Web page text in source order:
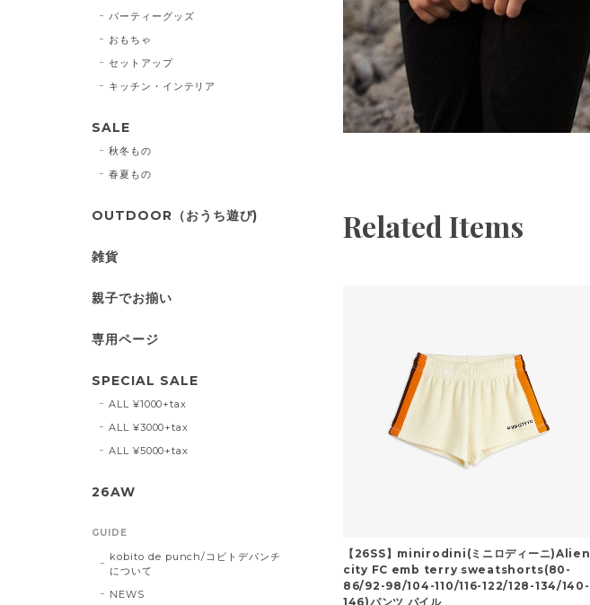
Related Items
【26SS】minirodini(ミニロディーニ)Alien
city FC emb terry sweatshorts(80-
86/92-98/104-110/116-122/128-134/140-
146)パンツ パイル
パーティーグッズ
おもちゃ
セットアップ
キッチン・インテリア
SALE
秋冬もの
春夏もの
OUTDOOR（おうち遊び)
雑貨
親子でお揃い
専用ページ
SPECIAL SALE
ALL ¥1000+tax
ALL ¥3000+tax
ALL ¥5000+tax
26AW
GUIDE
kobito de punch/コビトデパンチ
について
NEWS